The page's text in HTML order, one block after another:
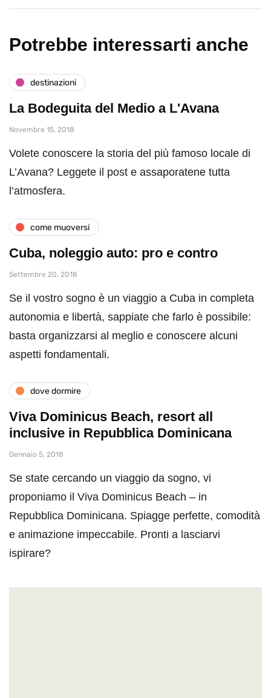
Potrebbe interessarti anche
destinazioni
La Bodeguita del Medio a L'Avana
Novembre 15, 2018
Volete conoscere la storia del più famoso locale di
L’Avana? Leggete il post e assaporatene tutta
l’atmosfera.
come muoversi
Cuba, noleggio auto: pro e contro
Settembre 20, 2018
Se il vostro sogno è un viaggio a Cuba in completa
autonomia e libertà, sappiate che farlo è possibile:
basta organizzarsi al meglio e conoscere alcuni
aspetti fondamentali.
dove dormire
Viva Dominicus Beach, resort all
inclusive in Repubblica Dominicana
Gennaio 5, 2018
Se state cercando un viaggio da sogno, vi
proponiamo il Viva Dominicus Beach – in
Repubblica Dominicana. Spiagge perfette, comodità
e animazione impeccabile. Pronti a lasciarvi
ispirare?